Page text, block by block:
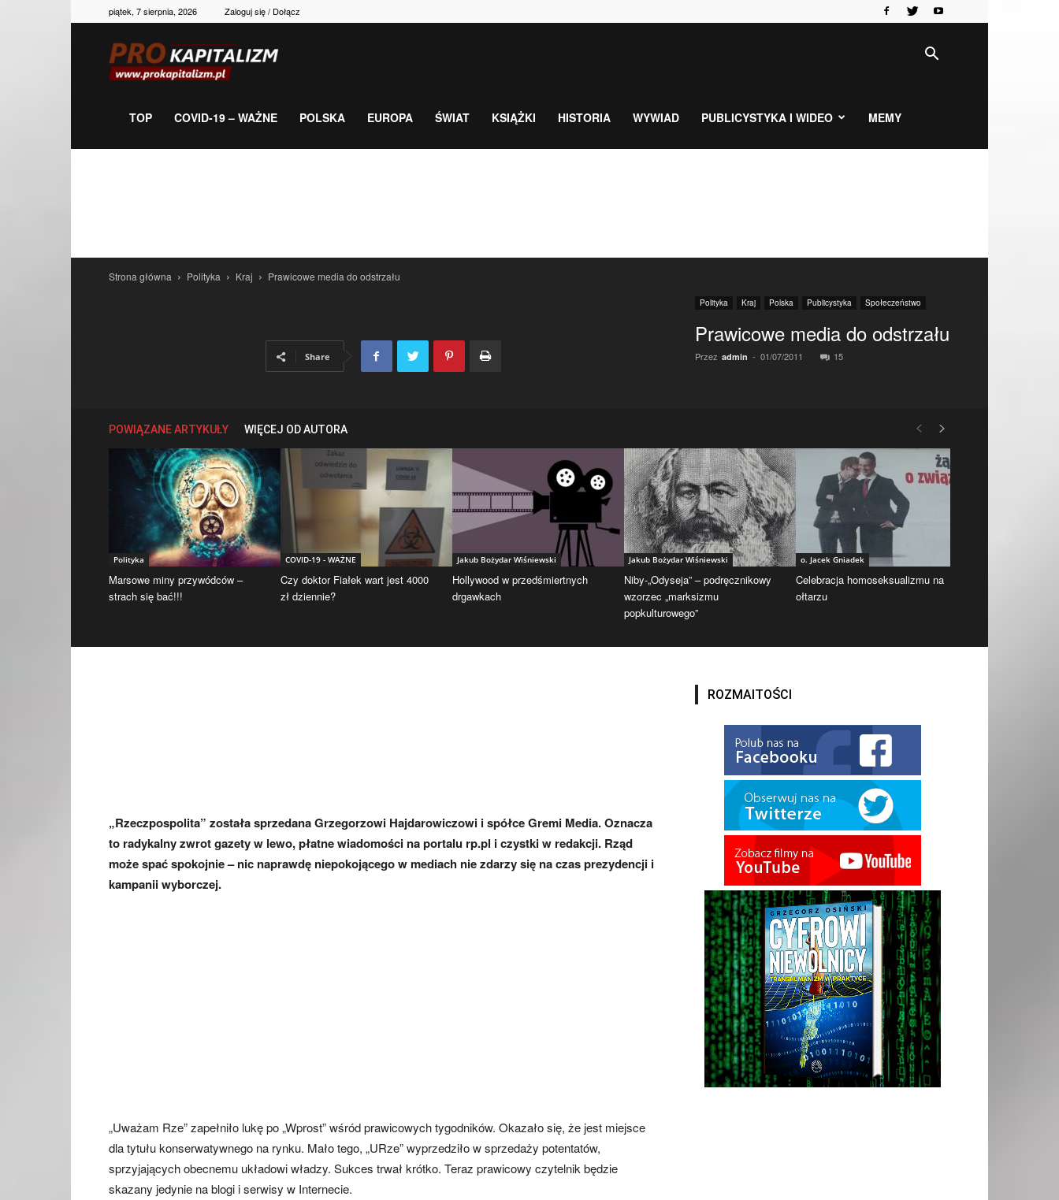
piątek, 7 sierpnia, 2026 Zaloguj się / Dołącz
gospodarka,
TOP COVID-19 – WAŻNE POLSKA EUROPA ŚWIAT KSIĄŻKI HISTORIA WYWIAD PUBLICYSTYKA I WIDEO MEMY
Strona główna Polityka Kraj Prawicowe media do odstrzału
Polityka Kraj Polska Publicystyka Społeczeństwo
Prawicowe media do odstrzału
Przez admin - 01/07/2011 15
Share
POWIĄZANE ARTYKUŁY WIĘCEJ OD AUTORA
Polityka
Marsowe miny przywódców –
strach się bać!!!
COVID-19 - WAŻNE
Czy doktor Fiałek wart jest 4000
zł dziennie?
Jakub Bożydar Wiśniewski
Hollywood w przedśmiertnych
drgawkach
Jakub Bożydar Wiśniewski
Niby-„Odyseja” – podręcznikowy
wzorzec „marksizmu
popkulturowego”
o. Jacek Gniadek
Celebracja homoseksualizmu na
ołtarzu
„Rzeczpospolita” została sprzedana Grzegorzowi Hajdarowiczowi i spółce Gremi Media. Oznacza
to radykalny zwrot gazety w lewo, płatne wiadomości na portalu rp.pl i czystki w redakcji. Rząd
może spać spokojnie – nic naprawdę niepokojącego w mediach nie zdarzy się na czas prezydencji i
kampanii wyborczej.
„Uważam Rze” zapełniło lukę po „Wprost” wśród prawicowych tygodników. Okazało się, że jest miejsce
dla tytułu konserwatywnego na rynku. Mało tego, „URze” wyprzedziło w sprzedaży potentatów,
sprzyjających obecnemu układowi władzy. Sukces trwał krótko. Teraz prawicowy czytelnik będzie
skazany jedynie na blogi i serwisy w Internecie.
ROZMAITOŚCI